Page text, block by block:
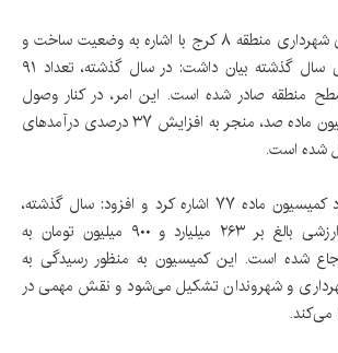
معاون مالی و اقتصادی شهرداری منطقه ۸ کرج با اشاره به وضعیت ساخت و
ساز در این منطقه طی سال گذشته بیان داشت: در سال گذشته، تعداد ۹۱
منطقه صادر شده است. این امر، در کنار وصول
جرائم مربوط به کمیسیون ماده صد، منجر به افزایش ۳۷ درصدی درآمدهای
شده است.
وی در ادامه به عملکرد کمیسیون ماده ۷۷ اشاره کرد و افزود: سال گذشته،
تعداد ۵۴ پرونده با ارزشی بالغ بر ۲۶۳ میلیارد و ۹۰۰ میلیون تومان به
ماده ۷۷ ارجاع شده است. این کمیسیون به منظور رسیدگی به
و شهروندان تشکیل می‌شود و نقش مهمی در
می‌کند.